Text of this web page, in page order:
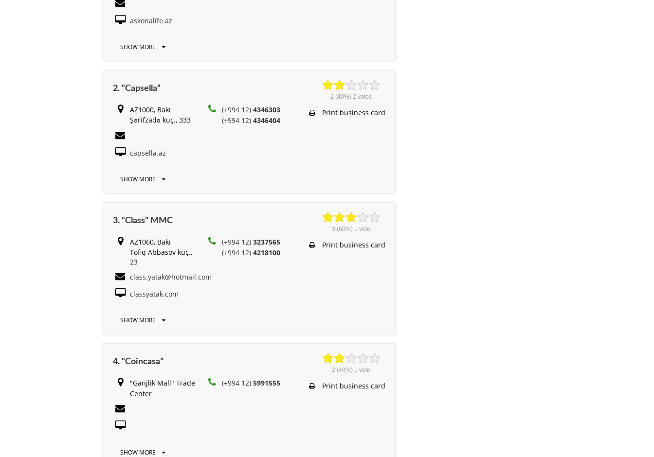
askonalife.az
SHOW MORE
2. “Capsella”
AZ1000, Bakı
Şərifzadə küç., 333
(+994 12)4346303
(+994 12)4346404
capsella.az
SHOW MORE
2 (40%) 2 votes
Print business card
3. “Class” MMC
AZ1060, Bakı
Tofiq Abbasov küç.,
23
(+994 12)3237565
(+994 12)4218100
class.yatak@hotmail.com
classyatak.com
SHOW MORE
3 (60%) 1 vote
Print business card
4. “Coincasa”
"Ganjlik Mall" Trade
Center
(+994 12)5991555
SHOW MORE
2 (40%) 1 vote
Print business card